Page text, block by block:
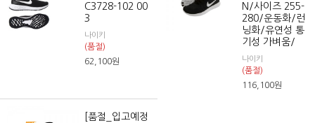
C3728-102 00
3
나이키
(품절)
62,100원
N/사이즈 255-
280/운동화/런
닝화/유연성 통
기성 가벼움/
나이키
(품절)
116,100원
[품절_입고예정